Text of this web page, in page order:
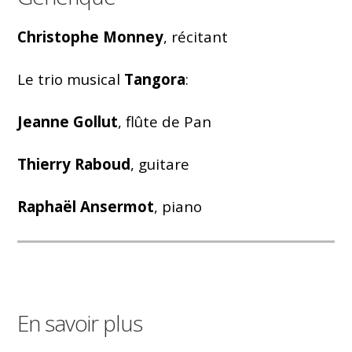
Christophe Monney, récitant
Le trio musical Tangora:
Jeanne Gollut, flûte de Pan
Thierry Raboud, guitare
Raphaël Ansermot, piano
En savoir plus